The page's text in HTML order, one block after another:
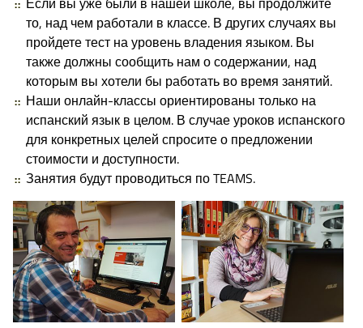
то, над чем работали в классе. В других случаях вы
пройдете тест на уровень владения языком. Вы
также должны сообщить нам о содержании, над
которым вы хотели бы работать во время занятий.
Наши онлайн-классы ориентированы только на
испанский язык в целом. В случае уроков испанского
для конкретных целей спросите о предложении
стоимости и доступности.
Занятия будут проводиться по TEAMS.